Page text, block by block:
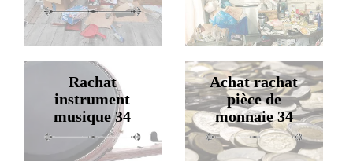
Rachat
instrument
musique 34
Achat rachat
pièce de
monnaie 34